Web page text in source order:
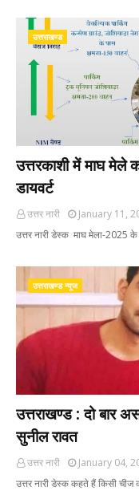
उत्तराखण्ड
उत्तरकाशी में माघ
डायवर्ट
उत्तर नारी
January 11,
उत्तर नारी डेस्क माघ मेला-2025 के
उत्तराखण्ड न्यूज
उत्तराखण्ड : दो बार
सुनील रावत
उत्तर नारी
January 04,
उत्तर नारी डेस्क कहते हैं किसी चीज